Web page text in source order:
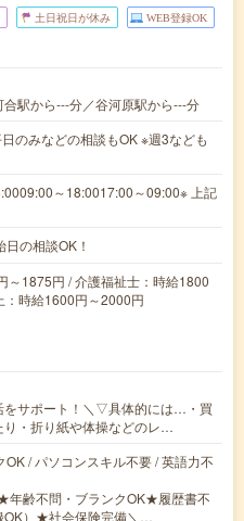
土日祝日が休み WEB登録OK
駅から---分／谷河原駅から---分
のみなどの相談もOK ※週3なども
～18:0017:00～09:00※ 上記
の相談OK！
～1875円 / 介護福祉士：時給1800
：時給1600円～2000円
をサポート！＼▽具体的には…・買
り・折り紙や体操などのレ…
/ パソコンスキル不要 / 英語力不
年齢不問・ブランクOK★履歴書不
OK）★社会保険完備＼…